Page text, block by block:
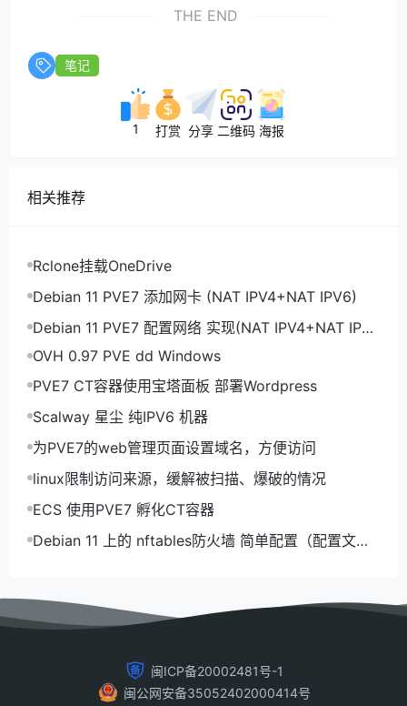
THE END
笔记
1 打赏 分享 二维码 海报
相关推荐
Rclone挂载OneDrive
Debian 11 PVE7 添加网卡 (NAT IPV4+NAT IPV6)
Debian 11 PVE7 配置网络 实现(NAT IPV4+NAT IPV
6)
OVH 0.97 PVE dd Windows
PVE7 CT容器使用宝塔面板 部署Wordpress
Scalway 星尘 纯IPV6 机器
为PVE7的web管理页面设置域名，方便访问
linux限制访问来源，缓解被扫描、爆破的情况
ECS 使用PVE7 孵化CT容器
Debian 11 上的 nftables防火墙 简单配置（配置文
闽ICP备20002481号-1
闽公网安备35052402000414号